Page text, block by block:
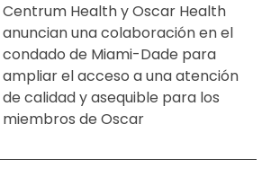
Centrum Health y Oscar Health
anuncian una colaboración en el
condado de Miami-Dade para
ampliar el acceso a una atención
de calidad y asequible para los
miembros de Oscar